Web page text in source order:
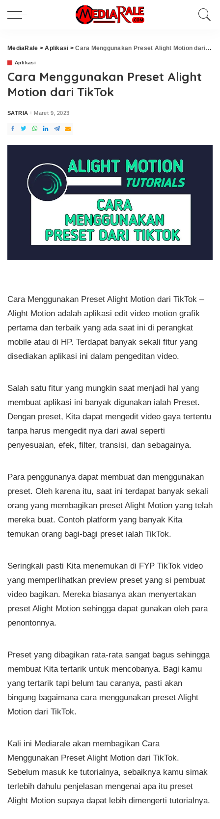
MediaRale >Aplikasi >Cara Menggunakan Preset Alight Motion dari TikTok
Aplikasi
Cara Menggunakan Preset Alight
Motion dari TikTok
Posted
SATRIA Maret 9, 2023
Cara Menggunakan Preset Alight Motion dari TikTok –
Alight Motion adalah aplikasi edit video motion grafik
pertama dan terbaik yang ada saat ini di perangkat
mobile atau di HP. Terdapat banyak sekali fitur yang
disediakan aplikasi ini dalam pengeditan video.
Salah satu fitur yang mungkin saat menjadi hal yang
membuat aplikasi ini banyak digunakan ialah Preset.
Dengan preset, Kita dapat mengedit video gaya tertentu
tanpa harus mengedit nya dari awal seperti
penyesuaian, efek, filter, transisi, dan sebagainya.
Para penggunanya dapat membuat dan menggunakan
preset. Oleh karena itu, saat ini terdapat banyak sekali
orang yang membagikan preset Alight Motion yang telah
mereka buat. Contoh platform yang banyak Kita
temukan orang bagi-bagi preset ialah TikTok.
Seringkali pasti Kita menemukan di FYP TikTok video
yang memperlihatkan preview preset yang si pembuat
video bagikan. Mereka biasanya akan menyertakan
preset Alight Motion sehingga dapat gunakan oleh para
penontonnya.
Preset yang dibagikan rata-rata sangat bagus sehingga
membuat Kita tertarik untuk mencobanya. Bagi kamu
yang tertarik tapi belum tau caranya, pasti akan
bingung bagaimana cara menggunakan preset Alight
Motion dari TikTok.
Kali ini Mediarale akan membagikan Cara
Menggunakan Preset Alight Motion dari TikTok.
Sebelum masuk ke tutorialnya, sebaiknya kamu simak
terlebih dahulu penjelasan mengenai apa itu preset
Alight Motion supaya dapat lebih dimengerti tutorialnya.